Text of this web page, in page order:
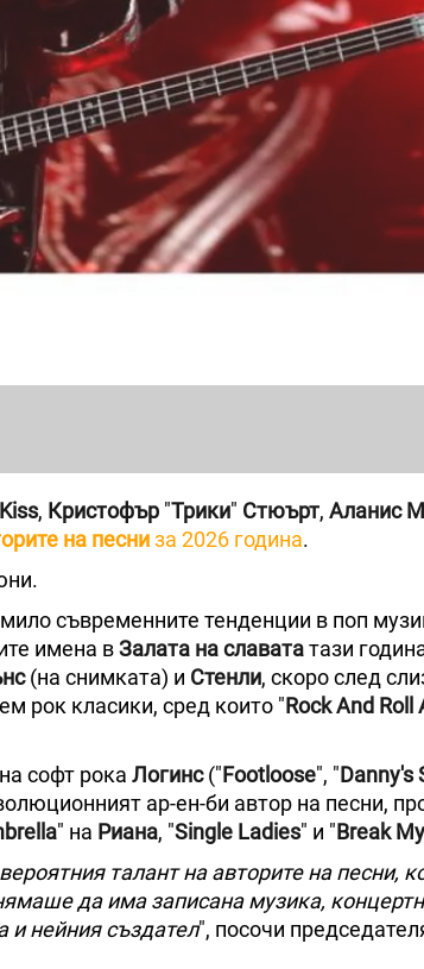
Kiss, Кристофър "Трики" Стюърт, Аланис
на песниза 2026 година.
съвременните тенденции в поп
имена вЗалата на славататази
(на снимката) и Стенли, скоро след
рок класики, сред които "Rock And Roll
софт рока Логинс("Footloose", "Danny's
ар-ен-би автор на песни,
" на Риана, "Single Ladies" и "Break
талант на авторите на песни,
да има записана музика,
и нейния създател", посочи